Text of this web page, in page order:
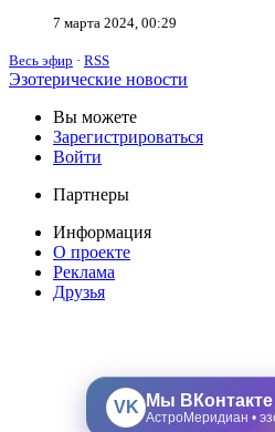
7 марта 2024, 00:29
Весь эфир · RSS
Эзотерические новости
Вы можете
Зарегистрироваться
Войти
Партнеры
Информация
О проекте
Реклама
Друзья
VK Мы ВКонтакте
АстроМеридиан •